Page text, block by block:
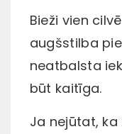
Bieži vien
augšstilba
neatbalsta
būt kaitīga.
Ja nejūtat,